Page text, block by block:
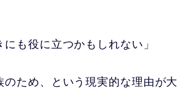
も役に立つかもしれない」
ため、という現実的な理由が大